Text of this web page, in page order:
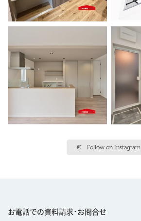
Follow on Instagram
お電話での資料請求･お問合せ